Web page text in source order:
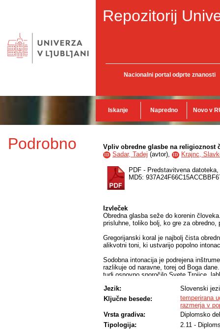
Repozitorij
Nacionalni portal odprte znanosti
Iskanje Napredno Novo v
Podrobno Vpliv obredne glasbe na
ID Sadar, Tadej (avtor), ID Krajnc,
PDF - Predstavitvena datoteka,
MD5:
Izvleček
Obredna glasba seže do korenin
prisluhne, toliko bolj, ko gre za obredno,
Gregorijanski koral je najbolj čista
alikvotni toni, ki ustvarijo popolno
Sodobna intonacija je podrejena
razlikuje od naravne, torej od Boga
tudi osnovno sporočilo Svete Trojice,
navedem le najslavnejšega, Helmholtza.
Različni cerkveni dokumenti
ta zvrst glasbe omogoča polno
jo lahko ustvari.
Jezik:
Slovenski
Ključne besede:
temperirana
razmerja v
Vrsta gradiva:
Diplomsko
Tipologija:
2.11 -